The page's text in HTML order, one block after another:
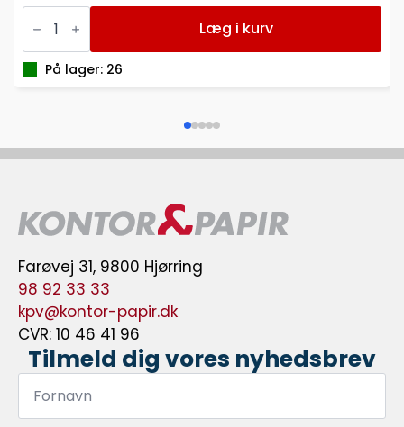
KUGLEPEN
PILOT
S
RØD
Læg i kurv
På lager: 26
Farøvej 31, 9800 Hjørring
98 92 33 33
kpv@kontor-papir.dk
CVR: 10 46 41 96
Tilmeld dig vores nyhedsbrev
Fornavn